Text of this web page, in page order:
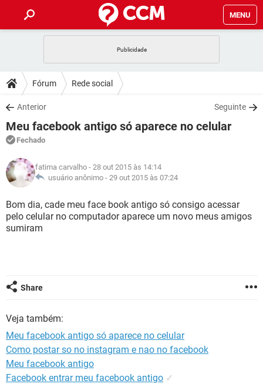
MENU
CELULAR
OUTLOOK
INSTAGRAM GMAIL
GUIA DE COMPRAS
DICAS
JOGOS
OUTLOOK
INSTAGRAM
GUIA DE COMPRAS
DOWNLOADS
JOGOS WHATSAPP
CELULAR
OUTLOOK EXCEL
INSTAGRAM
GUIA DE COMPRAS
FÓRUM
JOGOS
CELULAR FACEBOOK
INSTAGRAM GMAIL
GLOSSÁRIO
JOGOS
CELULAR FACEBOOK
OUTLOOK
Fórum Rede social
Anterior Seguinte
Meu facebook antigo só aparece no celular
Fechado
fatima carvalho - 28 out 2015 às 14:14
usuário anônimo - 29 out 2015 às 07:24
Bom dia, cade meu face book antigo só consigo acessar
pelo celular no computador aparece um novo meus amigos
sumiram
Share
Veja também:
Meu facebook antigo só aparece no celular
Como postar so no instagram e nao no facebook
Meu facebook antigo
Facebook entrar meu facebook antigo ✓